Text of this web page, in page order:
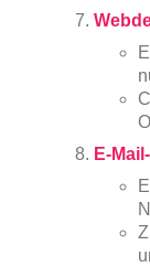
E-